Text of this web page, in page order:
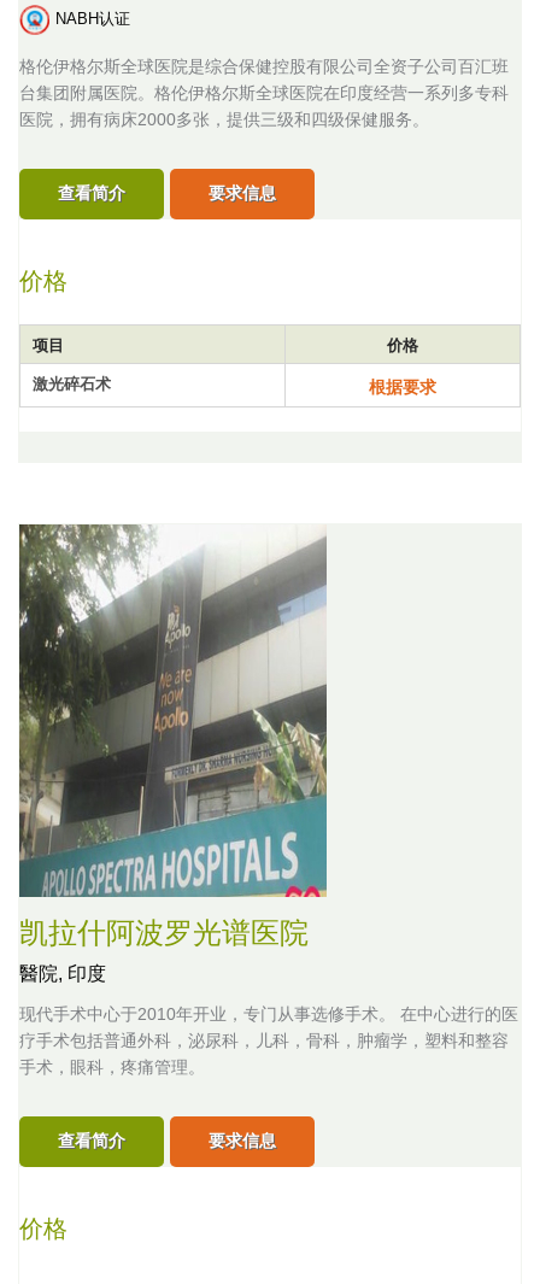
NABH认证
格伦伊格尔斯全球医院是综合保健控股有限公司全资子公司百汇班
台集团附属医院。格伦伊格尔斯全球医院在印度经营一系列多专科
医院，拥有病床2000多张，提供三级和四级保健服务。
查看简介 要求信息
价格
项目 价格
激光碎石术 根据要求
凯拉什阿波罗光谱医院
醫院, 印度
现代手术中心于2010年开业，专门从事选修手术。 在中心进行的医
疗手术包括普通外科，泌尿科，儿科，骨科，肿瘤学，塑料和整容
手术，眼科，疼痛管理。
查看简介 要求信息
价格